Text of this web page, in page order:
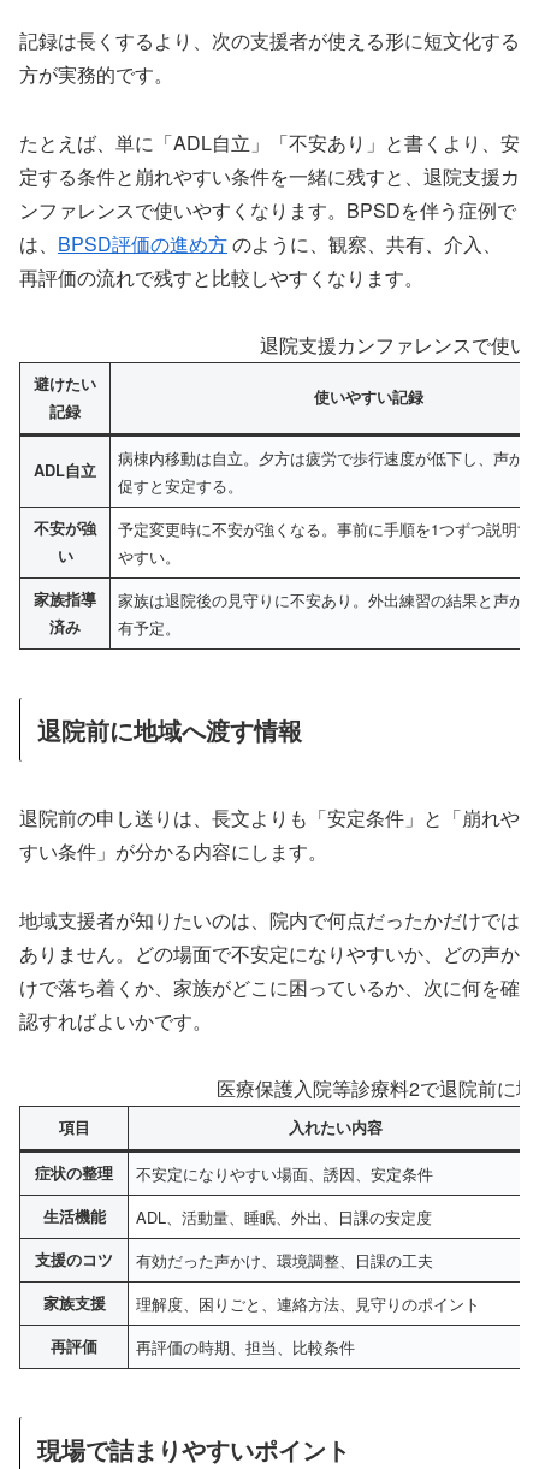
記録は長くするより、次の支援者が使える形に短文化する
方が実務的です。
たとえば、単に「ADL自立」「不安あり」と書くより、安
定する条件と崩れやすい条件を一緒に残すと、退院支援カ
ンファレンスで使いやすくなります。BPSDを伴う症例で
は、 BPSD評価の進め方のように、観察、共有、介入、
再評価の流れで残すと比較しやすくなります。
退院支援カンファレンスで使い
避けたい
記録
使いやすい記録
ADL自立
病棟内移動は自立。夕方は疲労で歩行速度が低下し、声か
促すと安定する。
不安が強
い
予定変更時に不安が強くなる。事前に手順を1つずつ説明す
やすい。
家族指導
済み
家族は退院後の見守りに不安あり。外出練習の結果と声か
有予定。
退院前に地域へ渡す情報
退院前の申し送りは、長文よりも「安定条件」と「崩れや
すい条件」が分かる内容にします。
地域支援者が知りたいのは、院内で何点だったかだけでは
ありません。どの場面で不安定になりやすいか、どの声か
けで落ち着くか、家族がどこに困っているか、次に何を確
認すればよいかです。
医療保護入院等診療料2で退院前に
項目 入れたい内容
症状の整理 不安定になりやすい場面、誘因、安定条件
生活機能 ADL、活動量、睡眠、外出、日課の安定度
支援のコツ 有効だった声かけ、環境調整、日課の工夫
家族支援 理解度、困りごと、連絡方法、見守りのポイント
再評価 再評価の時期、担当、比較条件
現場で詰まりやすいポイント